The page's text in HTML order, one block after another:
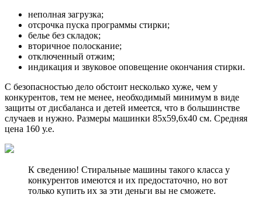
неполная загрузка;
отсрочка пуска программы стирки;
белье без складок;
вторичное полоскание;
отключенный отжим;
индикация и звуковое оповещение окончания стирки.
С безопасностью дело обстоит несколько хуже, чем у
конкурентов, тем не менее, необходимый минимум в виде
защиты от дисбаланса и детей имеется, что в большинстве
случаев и нужно. Размеры машинки 85х59,6х40 см. Средняя
цена 160 у.е.
К сведению! Стиральные машины такого класса у
конкурентов имеются и их предостаточно, но вот
только купить их за эти деньги вы не сможете.